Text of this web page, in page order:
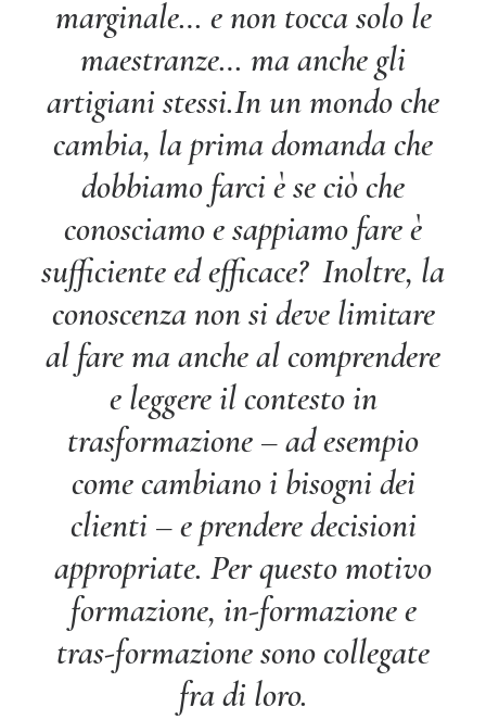
marginale… e non tocca solo le
maestranze… ma anche gli
artigiani stessi.In un mondo che
cambia, la prima domanda che
dobbiamo farci è se ciò che
conosciamo e sappiamo fare è
sufficiente ed efficace? Inoltre, la
conoscenza non si deve limitare
al fare ma anche al comprendere
e leggere il contesto in
trasformazione – ad esempio
come cambiano i bisogni dei
clienti – e prendere decisioni
appropriate. Per questo motivo
formazione, in-formazione e
tras-formazione sono collegate
fra di loro.